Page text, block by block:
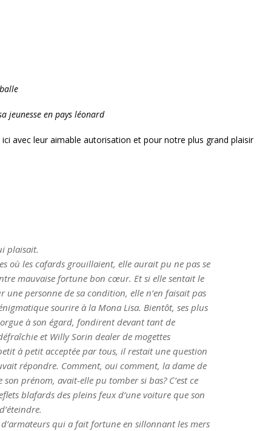
jeunesse en pays léonard
avec leur aimable autorisation et pour notre plus grand plaisir
plaisait.
où les cafards grouillaient, elle aurait pu ne pas se
mauvaise fortune bon cœur. Et si elle sentait le
personne de sa condition, elle n’en faisait pas
sourire à la Mona Lisa. Bientôt, ses plus
à son égard, fondirent devant tant de
et Willy Sorin dealer de mogettes
à petit acceptée par tous, il restait une question
répondre. Comment, oui comment, la dame de
prénom, avait-elle pu tomber si bas? C’est ce
blafards des pleins feux d’une voiture que son
qui a fait fortune en sillonnant les mers